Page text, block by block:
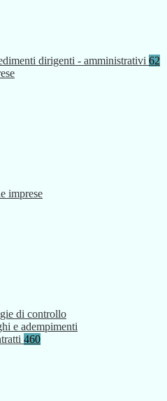
dirigenti - amministrativi 62
imprese
di controllo
e adempimenti
460